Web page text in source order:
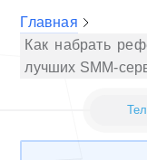
Главная
Как набрать
лучших SMM-